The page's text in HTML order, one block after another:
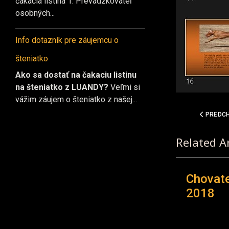
osobných...
Info dotazník pre záujemcu o
šteniatko
Ako sa dostať na čakaciu listinu
na šteniatko z LUANDY? Veľmi si
vážim záujem o šteniatko z našej...
Related
2018